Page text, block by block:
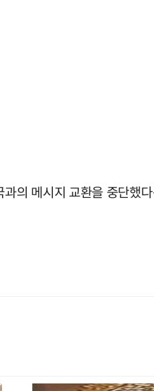
의 메시지 교환을 중단